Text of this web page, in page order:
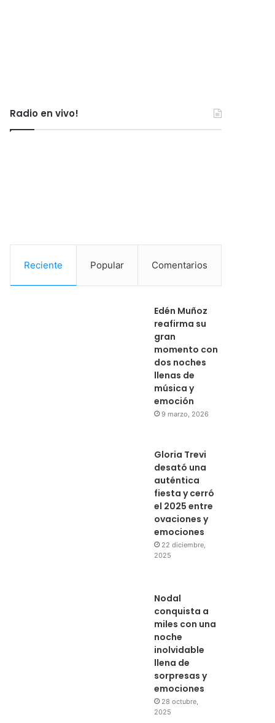
Radio en vivo!
Reciente Popular Comentarios
Edén Muñoz
reafirma su
gran
momento con
dos noches
llenas de
música y
emoción
9 marzo, 2026
Gloria Trevi
desató una
auténtica
fiesta y cerró
el 2025 entre
ovaciones y
emociones
22 diciembre,
2025
Nodal
conquista a
miles con una
noche
inolvidable
llena de
sorpresas y
emociones
28 octubre,
2025